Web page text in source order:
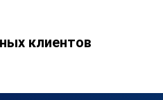
клиентов